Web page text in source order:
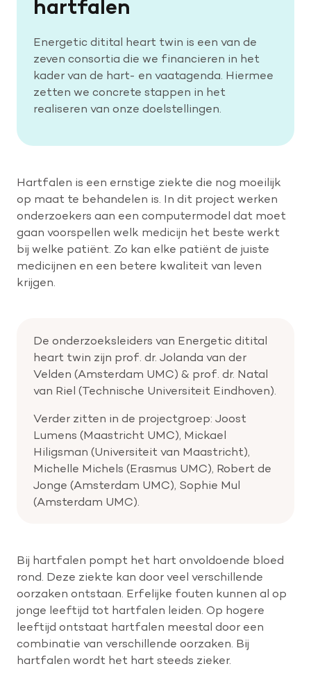
hartfalen
Energetic ditital heart twin is een van de
zeven consortia die we financieren in het
kader van de hart- en vaatagenda. Hiermee
zetten we concrete stappen in het
realiseren van onze doelstellingen.
Hartfalen is een ernstige ziekte die nog moeilijk
op maat te behandelen is. In dit project werken
onderzoekers aan een computermodel dat moet
gaan voorspellen welk medicijn het beste werkt
bij welke patiënt. Zo kan elke patiënt de juiste
medicijnen en een betere kwaliteit van leven
krijgen.
De onderzoeksleiders van Energetic ditital
heart twin zijn prof. dr. Jolanda van der
Velden (Amsterdam UMC) & prof. dr. Natal
van Riel (Technische Universiteit Eindhoven).
Verder zitten in de projectgroep: Joost
Lumens (Maastricht UMC), Mickael
Hiligsman (Universiteit van Maastricht),
Michelle Michels (Erasmus UMC), Robert de
Jonge (Amsterdam UMC), Sophie Mul
(Amsterdam UMC).
Bij hartfalen pompt het hart onvoldoende bloed
rond. Deze ziekte kan door veel verschillende
oorzaken ontstaan. Erfelijke fouten kunnen al op
jonge leeftijd tot hartfalen leiden. Op hogere
leeftijd ontstaat hartfalen meestal door een
combinatie van verschillende oorzaken. Bij
hartfalen wordt het hart steeds zieker.